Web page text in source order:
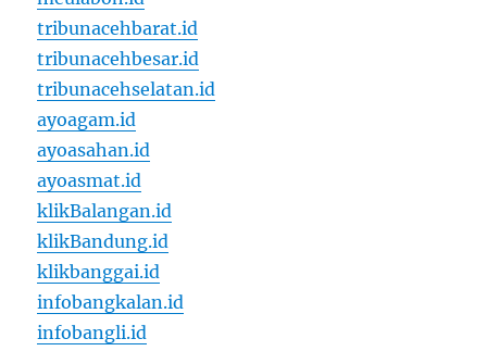
tribunacehbarat.id
tribunacehbesar.id
tribunacehselatan.id
ayoagam.id
ayoasahan.id
ayoasmat.id
klikBalangan.id
klikBandung.id
klikbanggai.id
infobangkalan.id
infobangli.id